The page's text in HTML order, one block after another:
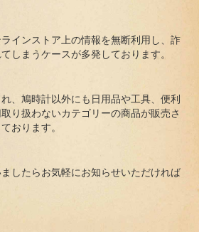
インストア上の情報を無断利用し、詐
しまうケースが多発しております。
、鳩時計以外にも日用品や工具、便利
り扱わないカテゴリーの商品が販売さ
おります。
したらお気軽にお知らせいただければ